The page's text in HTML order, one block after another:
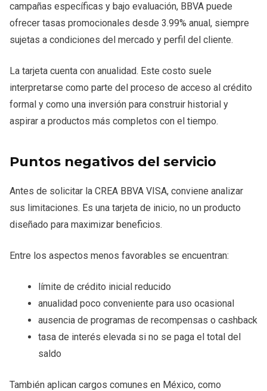
campañas específicas y bajo evaluación, BBVA puede
ofrecer tasas promocionales desde 3.99% anual, siempre
sujetas a condiciones del mercado y perfil del cliente.
La tarjeta cuenta con anualidad. Este costo suele
interpretarse como parte del proceso de acceso al crédito
formal y como una inversión para construir historial y
aspirar a productos más completos con el tiempo.
Puntos negativos del servicio
Antes de solicitar la CREA BBVA VISA, conviene analizar
sus limitaciones. Es una tarjeta de inicio, no un producto
diseñado para maximizar beneficios.
Entre los aspectos menos favorables se encuentran:
límite de crédito inicial reducido
anualidad poco conveniente para uso ocasional
ausencia de programas de recompensas o cashback
tasa de interés elevada si no se paga el total del
saldo
También aplican cargos comunes en México, como